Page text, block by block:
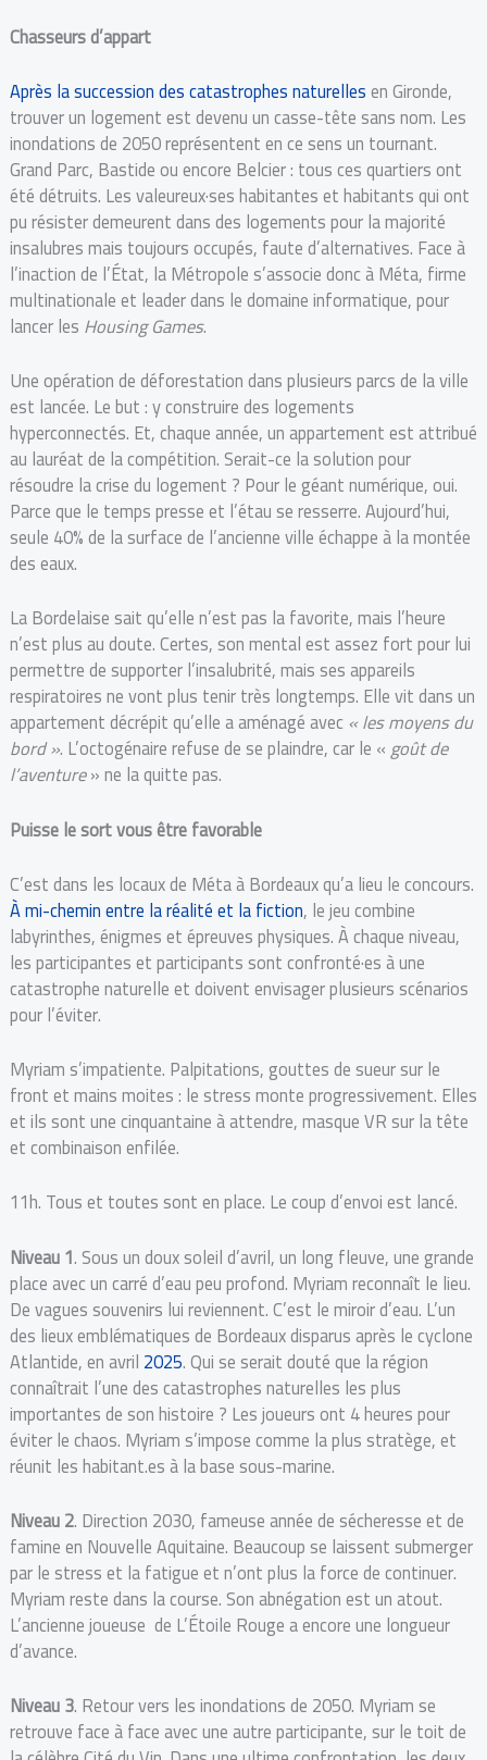
Chasseurs d’appart
Après la succession des catastrophes naturellesen Gironde,
trouver un logement est devenu un casse-tête sans nom. Les
inondations de 2050 représentent en ce sens un tournant.
Grand Parc, Bastide ou encore Belcier : tous ces quartiers ont
été détruits. Les valeureux·ses habitantes et habitants qui ont
pu résister demeurent dans des logements pour la majorité
insalubres mais toujours occupés, faute d’alternatives. Face à
l’inaction de l’État, la Métropole s’associe donc à Méta, firme
multinationale et leader dans le domaine informatique, pour
lancer les Housing Games.
Une opération de déforestation dans plusieurs parcs de la ville
est lancée. Le but : y construire des logements
hyperconnectés. Et, chaque année, un appartement est attribué
au lauréat de la compétition. Serait-ce la solution pour
résoudre la crise du logement ? Pour le géant numérique, oui.
Parce que le temps presse et l’étau se resserre. Aujourd’hui,
seule 40% de la surface de l’ancienne ville échappe à la montée
des eaux.
La Bordelaise sait qu’elle n’est pas la favorite, mais l’heure
n’est plus au doute. Certes, son mental est assez fort pour lui
permettre de supporter l’insalubrité, mais ses appareils
respiratoires ne vont plus tenir très longtemps. Elle vit dans un
appartement décrépit qu’elle a aménagé avec« les moyens du
bord ». L’octogénaire refuse de se plaindre, car le «goût de
l’aventure» ne la quitte pas.
Puisse le sort vous être favorable
C’est dans les locaux de Méta à Bordeaux qu’a lieu le concours.
À mi-chemin entre la réalité et la fiction, le jeu combine
labyrinthes, énigmes et épreuves physiques. À chaque niveau,
les participantes et participants sont confronté·es à une
catastrophe naturelle et doivent envisager plusieurs scénarios
pour l’éviter.
Myriam s’impatiente. Palpitations, gouttes de sueur sur le
front et mains moites : le stress monte progressivement. Elles
et ils sont une cinquantaine à attendre, masque VR sur la tête
et combinaison enfilée.
11h. Tous et toutes sont en place. Le coup d’envoi est lancé.
Niveau 1. Sous un doux soleil d’avril, un long fleuve, une grande
place avec un carré d’eau peu profond. Myriam reconnaît le lieu.
De vagues souvenirs lui reviennent. C’est le miroir d’eau. L’un
des lieux emblématiques de Bordeaux disparus après le cyclone
Atlantide, en avril 2025. Qui se serait douté que la région
connaîtrait l’une des catastrophes naturelles les plus
importantes de son histoire ? Les joueurs ont 4 heures pour
éviter le chaos. Myriam s’impose comme la plus stratège, et
réunit les habitant.es à la base sous-marine.
Niveau 2. Direction 2030, fameuse année de sécheresse et de
famine en Nouvelle Aquitaine. Beaucoup se laissent submerger
par le stress et la fatigue et n’ont plus la force de continuer.
Myriam reste dans la course. Son abnégation est un atout.
L’ancienne joueuse de L’Étoile Rouge a encore une longueur
d’avance.
Niveau 3. Retour vers les inondations de 2050. Myriam se
retrouve face à face avec une autre participante, sur le toit de